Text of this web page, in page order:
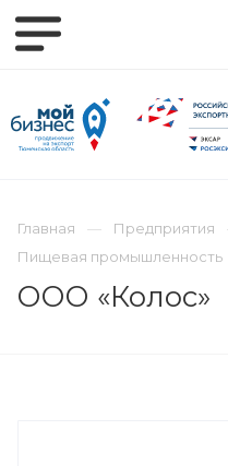
Главная
Предприятия
Пищевая промышленность
ООО «Колос»